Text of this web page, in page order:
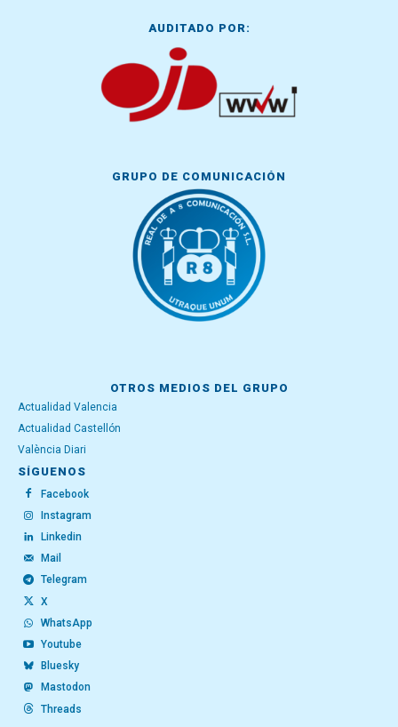
AUDITADO POR:
GRUPO DE COMUNICACIÓN
OTROS MEDIOS DEL GRUPO
Actualidad Valencia
Actualidad Castellón
València Diari
SÍGUENOS
Facebook
Instagram
Linkedin
Mail
Telegram
X
WhatsApp
Youtube
Bluesky
Mastodon
Threads